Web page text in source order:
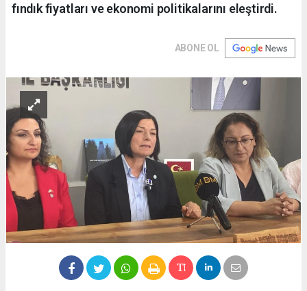
fındık fiyatları ve ekonomi politikalarını eleştirdi.
ABONE OL